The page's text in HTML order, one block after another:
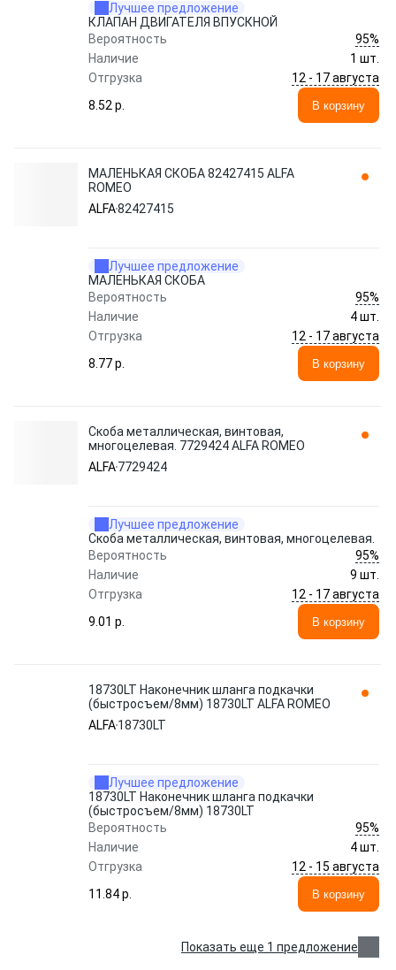
Лучшее предложение
КЛАПАН ДВИГАТЕЛЯ ВПУСКНОЙ
Вероятность
95%
Наличие
1 шт.
Отгрузка
12 - 17 августа
8.52 p.
В корзину
МАЛЕНЬКАЯ СКОБА 82427415 ALFA
ROMEO
ALFA82427415
Лучшее предложение
МАЛЕНЬКАЯ СКОБА
Вероятность
95%
Наличие
4 шт.
Отгрузка
12 - 17 августа
8.77 p.
В корзину
Скоба металлическая, винтовая,
многоцелевая. 7729424 ALFA ROMEO
ALFA7729424
Лучшее предложение
Скоба металлическая, винтовая, многоцелевая.
Вероятность
95%
Наличие
9 шт.
Отгрузка
12 - 17 августа
9.01 p.
В корзину
18730LT Наконечник шланга подкачки
(быстросъем/8мм) 18730LT ALFA ROMEO
ALFA18730LT
Лучшее предложение
18730LT Наконечник шланга подкачки
(быстросъем/8мм) 18730LT
Вероятность
95%
Наличие
4 шт.
Отгрузка
12 - 15 августа
11.84 p.
В корзину
Показать еще 1 предложение